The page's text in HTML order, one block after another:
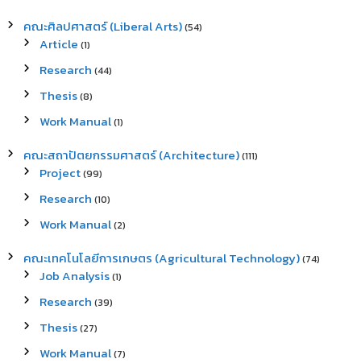
คณะศิลปศาสตร์ (Liberal Arts)(54)
Article (1)
Research (44)
Thesis(8)
Work Manual(1)
คณะสถาปัตยกรรมศาสตร์ (Architecture)(111)
Project(99)
Research (10)
Work Manual(2)
คณะเทคโนโลยีการเกษตร (Agricultural Technology)(74)
Job Analysis(1)
Research (39)
Thesis(27)
Work Manual(7)